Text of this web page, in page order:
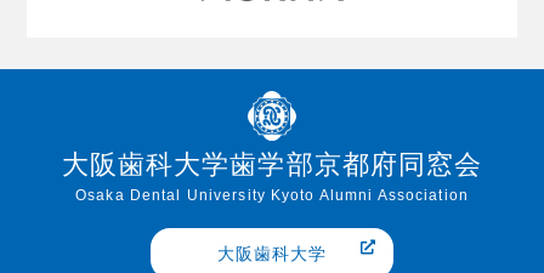
大阪歯科大学歯学部京都府同窓会
Osaka Dental University Kyoto Alumni Association
大阪歯科大学